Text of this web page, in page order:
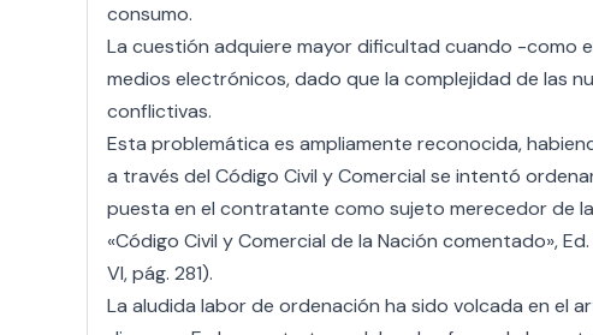
consumo.
La cuestión adquiere mayor dificultad cuando -como
medios electrónicos, dado que la complejidad de las
conflictivas.
Esta problemática es ampliamente reconocida,
a través del Código Civil y Comercial se intentó
puesta en el contratante como sujeto merecedor de
«Código Civil y Comercial de la Nación comentado»,
VI, pág. 281).
La aludida labor de ordenación ha sido volcada en el